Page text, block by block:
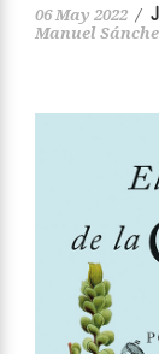
06 May 2022 /
Manuel